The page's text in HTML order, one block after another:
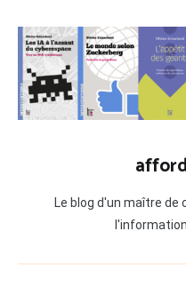
contenu
Le blog d'un maître